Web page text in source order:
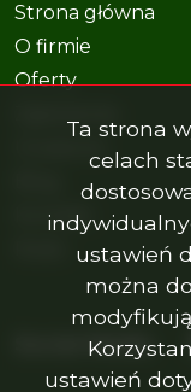
Strona główna
O firmie
Oferty
Kontakt
Social Media
Ta strona
celach
ustawień
można
ustawień